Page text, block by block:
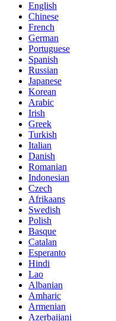
English
Chinese
French
German
Portuguese
Spanish
Russian
Japanese
Korean
Arabic
Irish
Greek
Turkish
Italian
Danish
Romanian
Indonesian
Czech
Afrikaans
Swedish
Polish
Basque
Catalan
Esperanto
Hindi
Lao
Albanian
Amharic
Armenian
Azerbaijani